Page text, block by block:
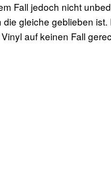
Fall jedoch nicht
gleiche geblieben ist.
auf keinen Fall